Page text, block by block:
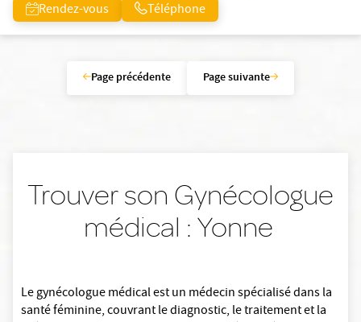
Rendez-vous Téléphone
Page précédente Page suivante
Trouver son Gynécologue
médical : Yonne
Le gynécologue médical est un médecin spécialisé dans la
santé féminine, couvrant le diagnostic, le traitement et la